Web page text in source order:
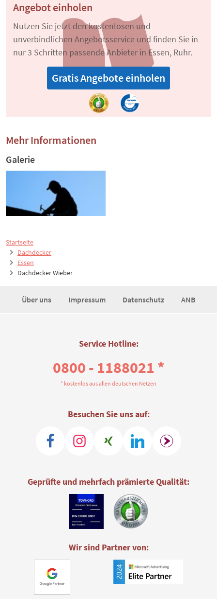
Startseite
Dachdecker
Essen
Dachdecker Wieber
Angebot einholen
Nutzen Sie jetzt den kostenlosen und
unverbindlichen Angebotsservice und finden Sie in
nur 3 Schritten passende Anbieter in Essen, Ruhr.
Gratis Angebote einholen
Mehr Informationen
Galerie
Über uns Impressum Datenschutz ANB
Service Hotline:
0800 - 1188021 *
* kostenlos aus allen deutschen Netzen
Besuchen Sie uns auf:
Geprüfte und mehrfach prämierte Qualität:
Wir sind Partner von: